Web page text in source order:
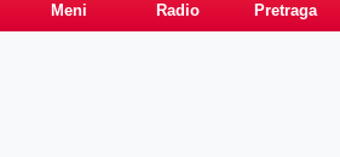
Meni Radio Pretraga